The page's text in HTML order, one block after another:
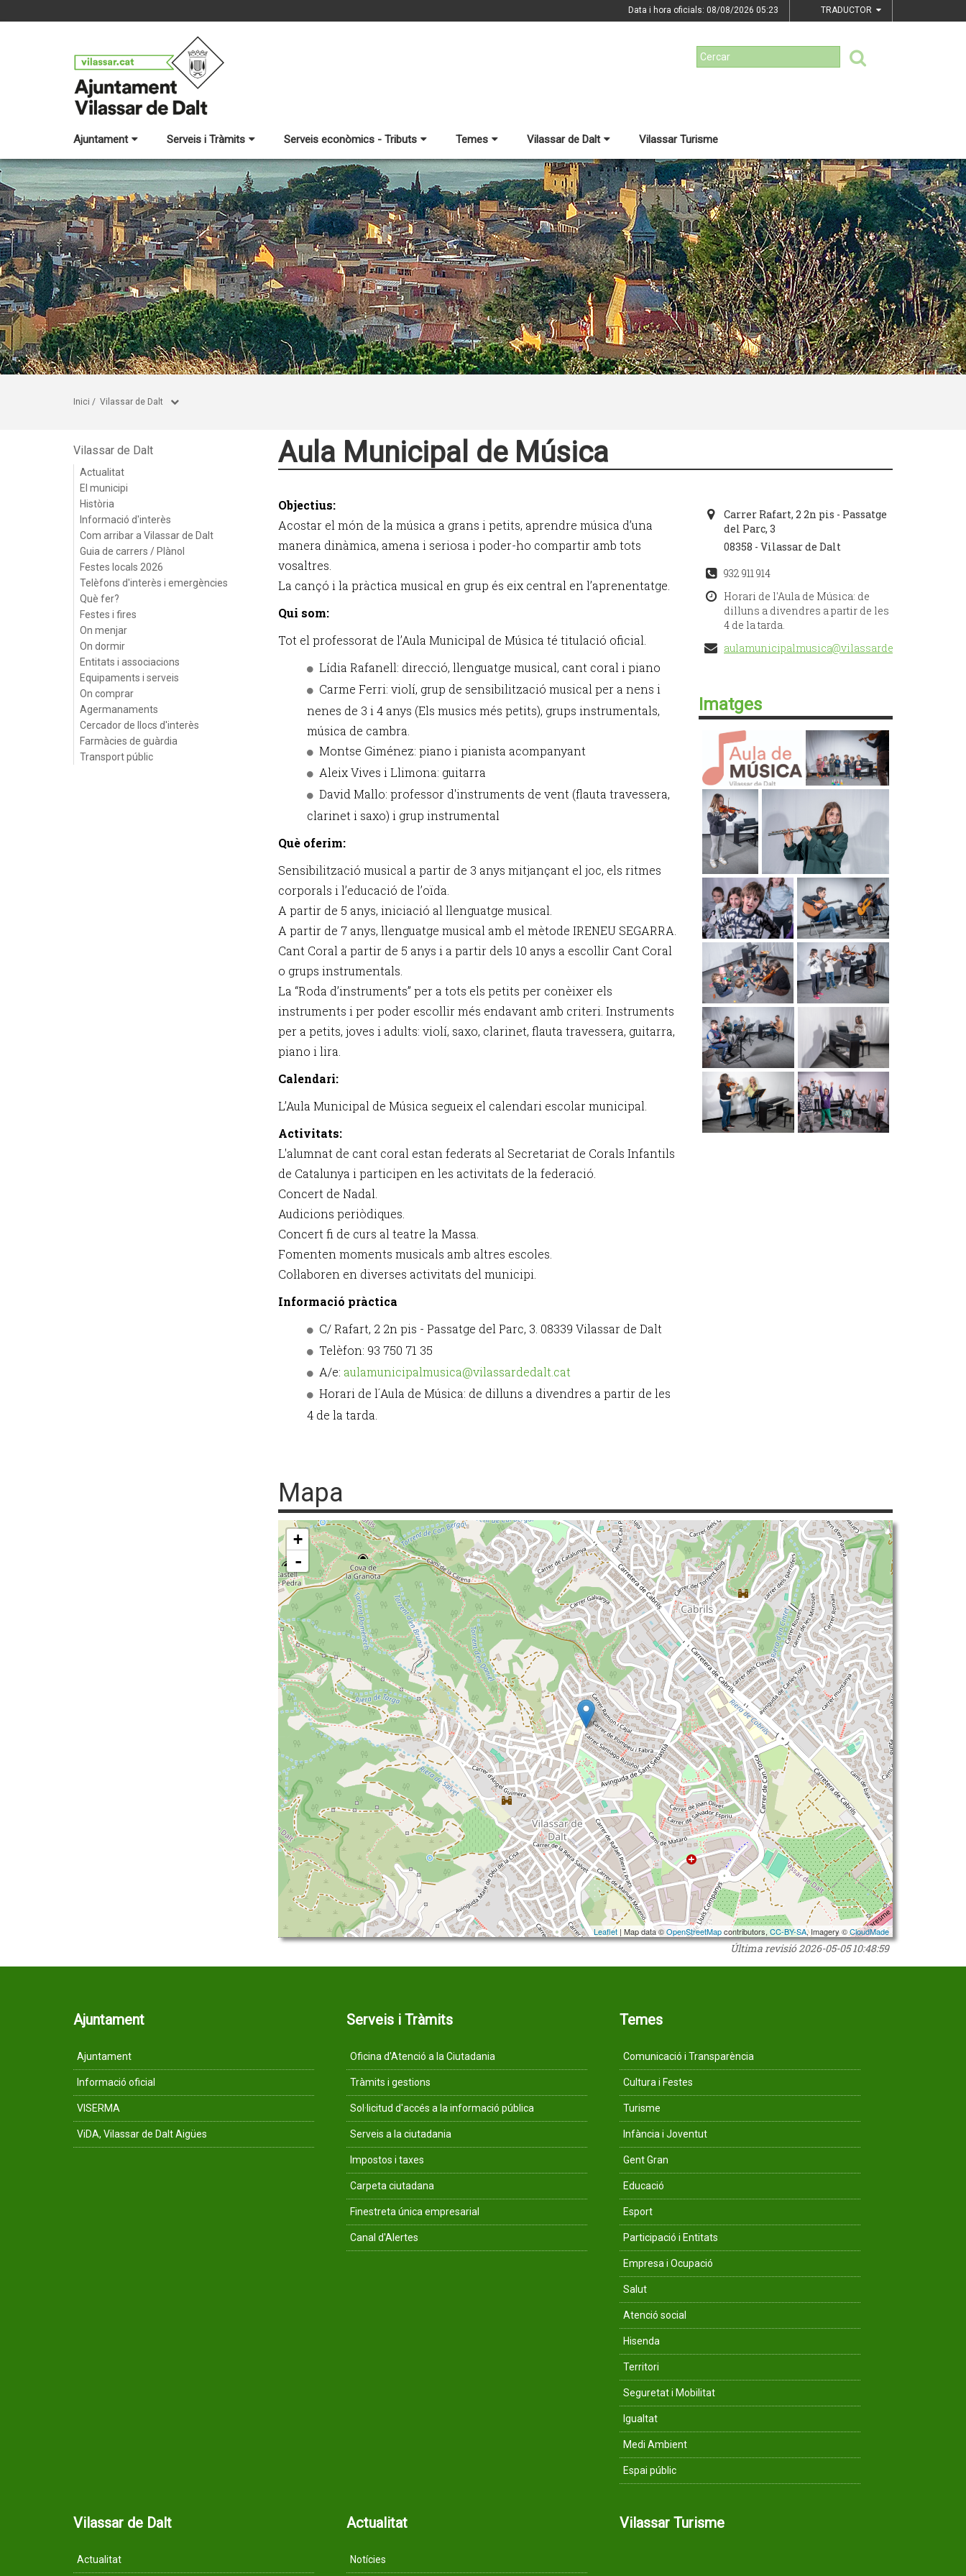
Data i hora oficials: 08/08/2026 05:23 TRADUCTOR
Ajuntament Serveis i Tràmits Serveis econòmics - Tributs Temes Vilassar de Dalt Vilassar Turisme
Inici / Vilassar de Dalt
Vilassar de Dalt
Actualitat
El municipi
Història
Informació d'interès
Com arribar a Vilassar de Dalt
Guia de carrers / Plànol
Festes locals 2026
Telèfons d'interès i emergències
Què fer?
Festes i fires
On menjar
On dormir
Entitats i associacions
Equipaments i serveis
On comprar
Agermanaments
Cercador de llocs d'interès
Farmàcies de guàrdia
Transport públic
Aula Municipal de Música
Objectius:
Acostar el món de la música a grans i petits, aprendre música d’una
manera dinàmica, amena i seriosa i poder-ho compartir amb tots
vosaltres.
La cançó i la pràctica musical en grup és eix central en l’aprenentatge.
Qui som:
Tot el professorat de l’Aula Municipal de Música té titulació oficial.
Lídia Rafanell: direcció, llenguatge musical, cant coral i piano
Carme Ferri: violí, grup de sensibilització musical per a nens i
nenes de 3 i 4 anys (Els musics més petits), grups instrumentals,
música de cambra.
Montse Giménez: piano i pianista acompanyant
Aleix Vives i Llimona: guitarra
David Mallo: professor d'instruments de vent (flauta travessera,
clarinet i saxo) i grup instrumental
Què oferim:
Sensibilització musical a partir de 3 anys mitjançant el joc, els ritmes
corporals i l’educació de l’oïda.
A partir de 5 anys, iniciació al llenguatge musical.
A partir de 7 anys, llenguatge musical amb el mètode IRENEU SEGARRA.
Cant Coral a partir de 5 anys i a partir dels 10 anys a escollir Cant Coral
o grups instrumentals.
La “Roda d’instruments” per a tots els petits per conèixer els
instruments i per poder escollir més endavant amb criteri. Instruments
per a petits, joves i adults: violí, saxo, clarinet, flauta travessera, guitarra,
piano i lira.
Calendari:
L’Aula Municipal de Música segueix el calendari escolar municipal.
Activitats:
L'alumnat de cant coral estan federats al Secretariat de Corals Infantils
de Catalunya i participen en les activitats de la federació.
Concert de Nadal.
Audicions periòdiques.
Concert fi de curs al teatre la Massa.
Fomenten moments musicals amb altres escoles.
Col·laboren en diverses activitats del municipi.
Informació pràctica
C/ Rafart, 2 2n pis - Passatge del Parc, 3. 08339 Vilassar de Dalt
Telèfon: 93 750 71 35
A/e: aulamunicipalmusica@vilassardedalt.cat
Horari de l´Aula de Música: de dilluns a divendres a partir de les
4 de la tarda.
Carrer Rafart, 2 2n pis - Passatge
del Parc, 3
08358 - Vilassar de Dalt
932 911 914
Horari de l'Aula de Música: de
dilluns a divendres a partir de les
4 de la tarda.
aulamunicipalmusica@vilassardedalt.cat
Imatges
Mapa
+
-
Leaflet | Map data ©OpenStreetMapcontributors,CC-BY-SA, Imagery ©CloudMade
Última revisió2026-05-05 10:48:59
Ajuntament
Ajuntament
Informació oficial
VISERMA
ViDA, Vilassar de Dalt Aigües
Serveis i Tràmits
Oficina d'Atenció a la Ciutadania
Tràmits i gestions
Sol·licitud d'accés a la informació pública
Serveis a la ciutadania
Impostos i taxes
Carpeta ciutadana
Finestreta única empresarial
Canal d'Alertes
Temes
Comunicació i Transparència
Cultura i Festes
Turisme
Infància i Joventut
Gent Gran
Educació
Esport
Participació i Entitats
Empresa i Ocupació
Salut
Atenció social
Hisenda
Territori
Seguretat i Mobilitat
Igualtat
Medi Ambient
Espai públic
Vilassar de Dalt
Actualitat
Actualitat
Notícies
Vilassar Turisme